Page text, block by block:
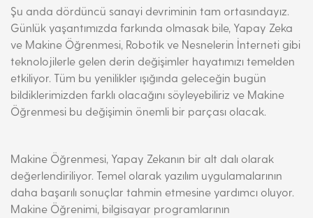
Şu anda dördüncü sanayi devriminin tam ortasındayız.
Günlük yaşantımızda farkında olmasak bile, Yapay Zeka
ve Makine Öğrenmesi, Robotik ve Nesnelerin İnterneti gibi
teknolojilerle gelen derin değişimler hayatımızı temelden
etkiliyor. Tüm bu yenilikler ışığında geleceğin bugün
bildiklerimizden farklı olacağını söyleyebiliriz ve Makine
Öğrenmesi bu değişimin önemli bir parçası olacak.
Makine Öğrenmesi, Yapay Zekanın bir alt dalı olarak
değerlendiriliyor. Temel olarak yazılım uygulamalarının
daha başarılı sonuçlar tahmin etmesine yardımcı oluyor.
Makine Öğrenimi, bilgisayar programlarının